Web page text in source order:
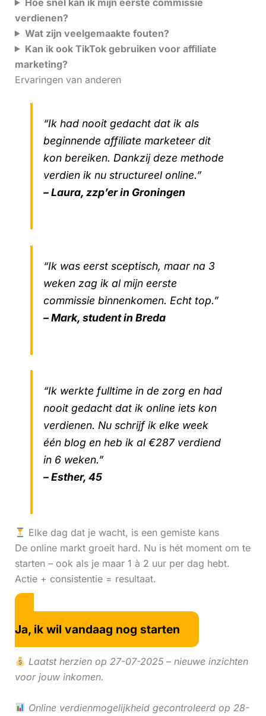
verdienen?
Wat zijn veelgemaakte fouten?
Kan ik ook TikTok gebruiken voor affiliate
marketing?
Ervaringen van anderen
“Ik had nooit gedacht dat ik als
beginnende affiliate marketeer dit
kon bereiken. Dankzij deze methode
verdien ik nu structureel online.”
– Laura, zzp’er in Groningen
“Ik was eerst sceptisch, maar na 3
weken zag ik al mijn eerste
commissie binnenkomen. Echt top.”
– Mark, student in Breda
“Ik werkte fulltime in de zorg en had
nooit gedacht dat ik online iets kon
verdienen. Nu schrijf ik elke week
één blog en heb ik al €287 verdiend
in 6 weken.”
– Esther, 45
Elke dag dat je wacht, is een gemiste kans
De online markt groeit hard. Nu is hét moment om te
starten – ook als je maar 1 à 2 uur per dag hebt.
Actie + consistentie = resultaat.
Ja, ik wil vandaag nog starten
Laatst herzien op 27-07-2025 – nieuwe inzichten
voor jouw inkomen.
Online verdienmogelijkheid gecontroleerd op 28-